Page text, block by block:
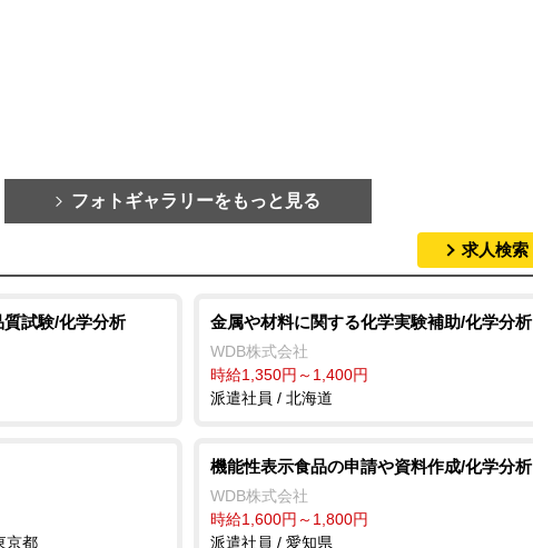
フォトギャラリーをもっと見る
求人検索
試験/化学分析 金属や材料に関する化学実験補助/化学分析
WDB株式会社
時給1,350円～1,400円
派遣社員 / 北海道
京都
機能性表示食品の申請や資料作成/化学分析
WDB株式会社
時給1,600円～1,800円
派遣社員 / 愛知県